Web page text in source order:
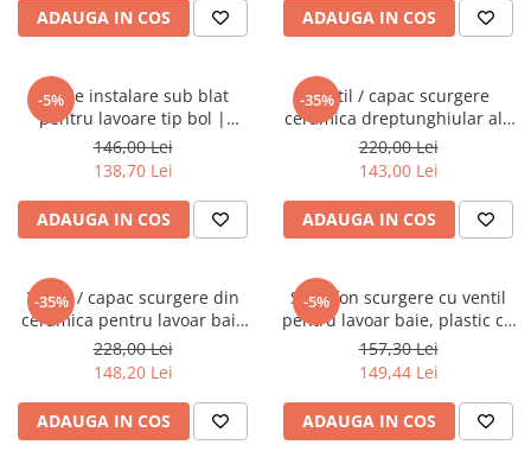
ADAUGA IN COS ADAUGA IN COS
-5%
Kit de instalare sub blat
pentru lavoare tip bol |
310278YP1TE
146,00 Lei
138,70 Lei
ADAUGA IN COS
-35%
Ventil / capac scurgere
ceramica dreptunghiular alb
| 6370L003-1001
220,00 Lei
143,00 Lei
ADAUGA IN COS
-35%
Ventil / capac scurgere din
ceramica pentru lavoar baie
copii albastru | 6392L021-
0159
228,00 Lei
148,20 Lei
ADAUGA IN COS
-5%
Set sifon scurgere cu ventil
pentru lavoar baie, plastic cu
aspect crom, click-clack |
A45154
157,30 Lei
149,44 Lei
ADAUGA IN COS